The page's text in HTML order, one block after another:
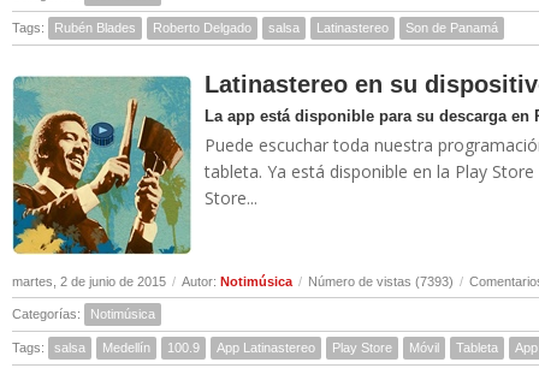
Tags: Rubén Blades Roberto Delgado salsa Latinastereo Son de Panamá
Latinastereo en su
La app está disponible para su descarga en
Puede escuchar toda nuestra
tableta. Ya está disponible en la Play
Store...
martes, 2 de junio de 2015 / Autor: Notimúsica / Número de vistas (7393) /
Categorías: Notimúsica
Tags: salsa Medellín 100.9 App Latinastereo Play Store Móvil Tableta